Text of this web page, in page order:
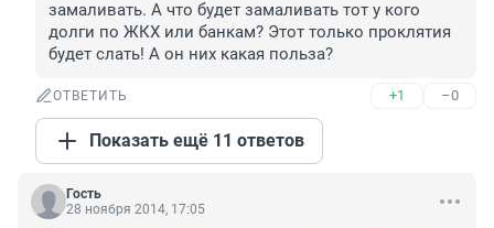
замаливать. А что будет замаливать тот у кого
долги по ЖКХ или банкам? Этот только проклятия
будет слать! А он них какая польза?
ОТВЕТИТЬ +1 –0
Показать ещё 11 ответов
Гость
28 ноября 2014, 17:05